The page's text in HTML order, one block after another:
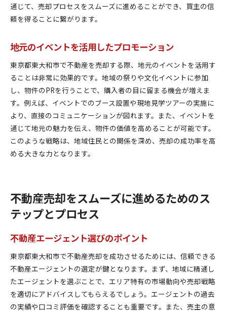
通じて、売却プロセスをスムーズに進めることができ、買主の信
頼を得ることに繋がります。
地元のイベントを活用したプロモーション
東京都東大和市で不動産を売却する際、地元のイベントを活用す
ることは非常に効果的です。地域の祭りや文化イベントに参加
し、物件のPRを行うことで、購入者の目に留まる機会が増えま
す。例えば、イベントでのブース設置や現地見学ツアーの実施に
より、直接のコミュニケーションが図れます。また、イベントを
通じて地元の魅力を伝え、物件の価値を高めることが可能です。
このような戦略は、地域住民との関係を深め、売却の成功率を高
める大きな力となります。
不動産売却をスムーズに進めるためのス
テップとプロセス
不動産エージェント選びのポイント
東京都東大和市で不動産売却を成功させるためには、信頼できる
不動産エージェントの選定が鍵となります。まず、地域に精通し
たエージェントを選ぶことで、エリア特有の市場動向や売却戦略
を適切にアドバイスしてもらえるでしょう。エージェントの過去
の実績や口コミ評価を確認することも重要です。また、売主の意